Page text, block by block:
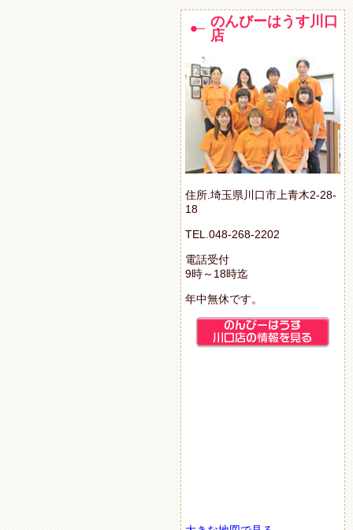
のんびーはうす川口
店
住所.埼玉県川口市上青木2-28-
18
TEL.048-268-2202
電話受付
9時～18時迄
年中無休です。